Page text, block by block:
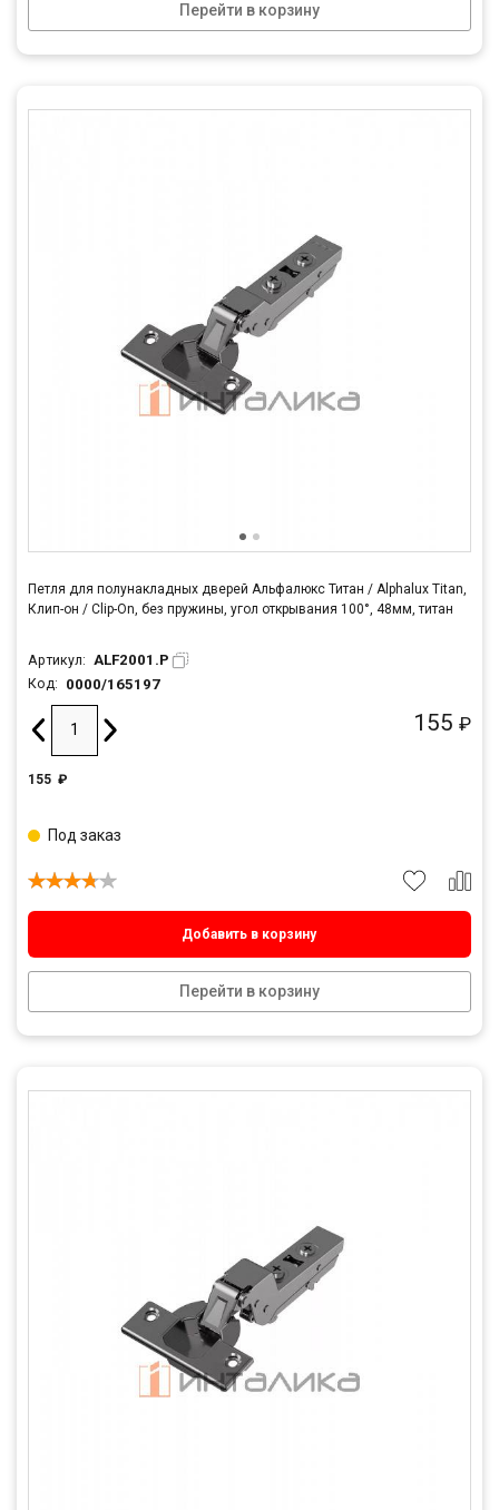
Перейти в корзину
Петля для полунакладных дверей Альфалюкс Титан / Alphalux Titan,
Клип-он / Clip-On, без пружины, угол открывания 100°, 48мм, титан
Артикул: ALF2001.P
Код: 0000/165197
155 ₽
155 ₽
Добавить в корзину
Перейти в корзину
Под заказ